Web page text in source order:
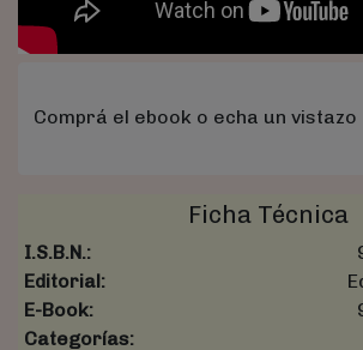
Comprá el ebook o echa un vistazo
Ficha Técnica
I.S.B.N.:
Editorial:
E-Book:
Categorías: